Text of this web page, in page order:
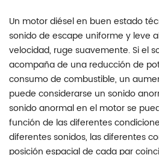
Un motor diésel en buen estado
sonido de escape uniforme y leve
velocidad, ruge suavemente. Si el
acompaña de una reducción de
consumo de combustible, un
puede considerarse un sonido
sonido anormal en el motor se
función de las diferentes
diferentes sonidos, las diferentes
posición espacial de cada par